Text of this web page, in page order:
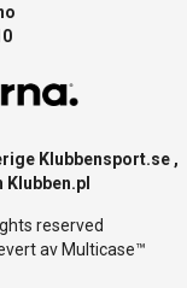
Klubbensport.se ,
Klubben.pl
reserved
avMulticase™